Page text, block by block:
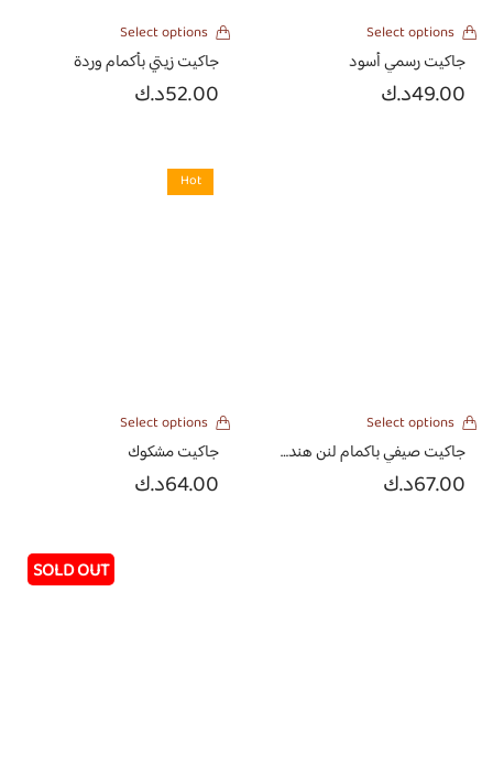
Select options
جاكيت رسمي أسود
49.00د.ك
Select options
جاكيت زيتي بأكمام وردة
52.00د.ك
Select options
جاكيت صيفي باكمام لنن هندي مطرزه ومشكوك بالخرز الهندي
67.00د.ك
Hot
Select options
جاكيت مشكوك
64.00د.ك